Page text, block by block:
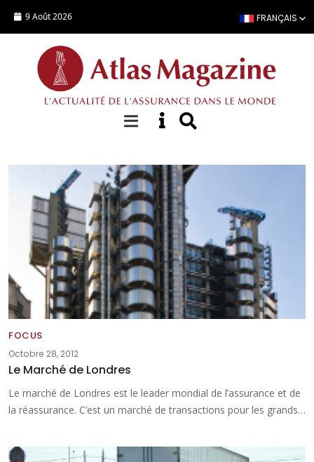
9 Août 2026 FRANÇAIS
Dossiers
FOCUS
Octobre 28, 2012
Le Marché de Londres
Le marché de Londres est le leader mondial de l’assurance et de
la réassurance. C’est un marché de transactions pour les grands…